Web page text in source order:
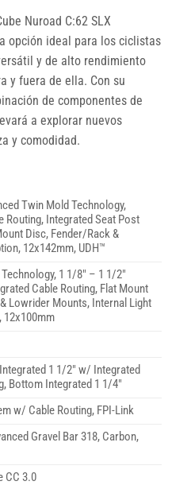
Nuroad C:62 SLX
opción ideal para los ciclistas
y de alto rendimiento
y fuera de ella. Con su
de componentes de
a explorar nuevos
y comodidad.
Twin Mold Technology,
Routing, Integrated Seat Post
Disc, Fender/Rack &
12x142mm, UDH™
1 1/8″ – 1 1/2″
Cable Routing, Flat Mount
Lowrider Mounts, Internal Light
12x100mm
1 1/2″ w/ Integrated
Bottom Integrated 1 1/4″
w/ Cable Routing, FPI-Link
Gravel Bar 318, Carbon,
CC 3.0